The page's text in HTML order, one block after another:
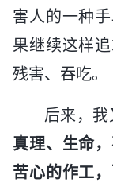
害人的一种
果继续这样
残害、吞吃。
后来，我
真理、生命
苦心的作工